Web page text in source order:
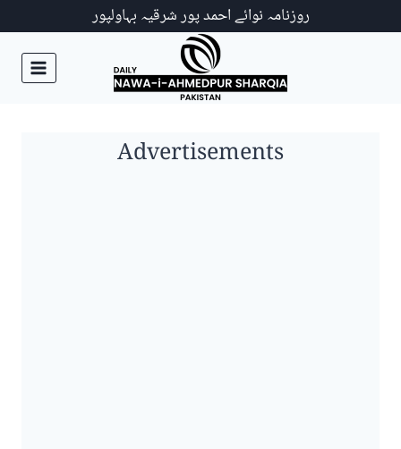
روزنامہ نوائے احمد پور شرقیہ بہاولپور
Advertisements